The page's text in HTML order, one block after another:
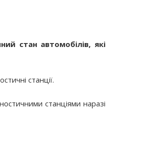
стан автомобілів, які
станції.
станціями наразі